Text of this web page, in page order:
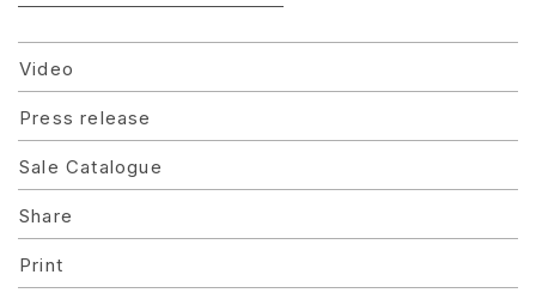
Video
Press release
Sale Catalogue
Share
Print